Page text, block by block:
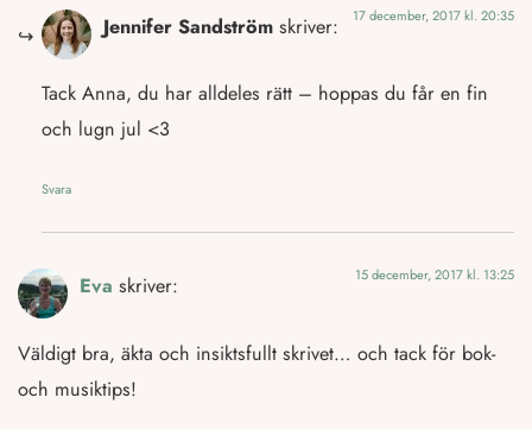
Jennifer Sandström skriver: 17 december, 2017 kl. 20:35
Tack Anna, du har alldeles rätt – hoppas du får en fin
och lugn jul <3
Svara
Eva skriver: 15 december, 2017 kl. 13:25
Väldigt bra, äkta och insiktsfullt skrivet… och tack för bok-
och musiktips!